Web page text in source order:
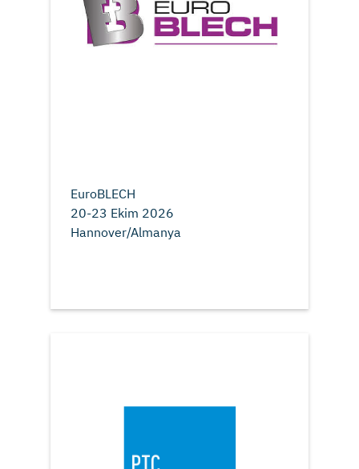
EuroBLECH
20-23 Ekim 2026
Hannover/Almanya